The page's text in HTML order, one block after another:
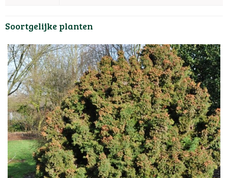
Soortgelijke planten